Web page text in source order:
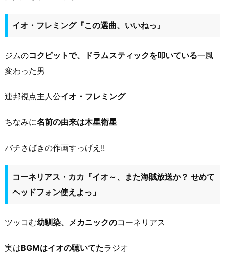
イオ・フレミング『この選曲、いいねっ』
ジムのコクピットで、ドラムスティックを叩いている一風
変わった男
連邦視点主人公イオ・フレミング
ちなみに名前の由来は木星衛星
バチさばきの作画すっげえ!!
コーネリアス・カカ『イオ～、また海賊放送か？ せめて
ヘッドフォン使えよっ」
ツッコむ幼馴染、メカニックのコーネリアス
実はBGMはイオの聴いてたラジオ